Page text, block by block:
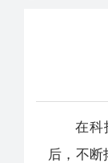
在科
后，不